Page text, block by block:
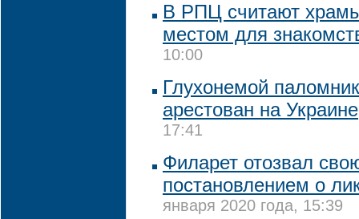
В РПЦ считают
местом для
10:00
Глухонемой
арестован на Украине
17:41
Филарет отозвал
постановлением о
января 2020 года, 15:39